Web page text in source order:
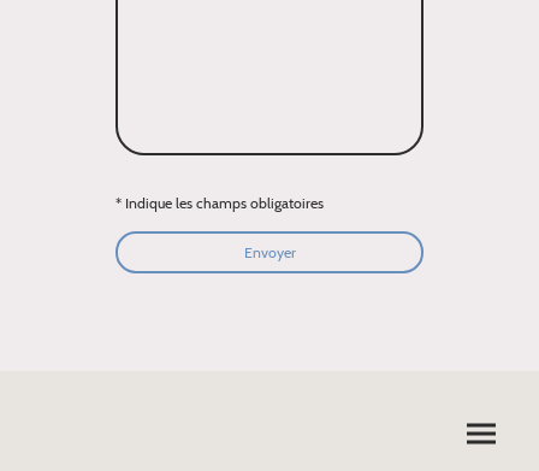
* Indique les champs obligatoires
Envoyer